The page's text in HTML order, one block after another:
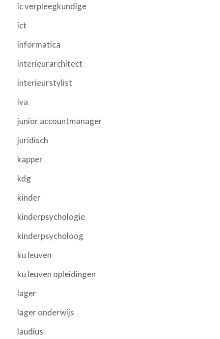
ic verpleegkundige
ict
informatica
interieurarchitect
interieurstylist
iva
junior accountmanager
juridisch
kapper
kdg
kinder
kinderpsychologie
kinderpsycholoog
ku leuven
ku leuven opleidingen
lager
lager onderwijs
laudius